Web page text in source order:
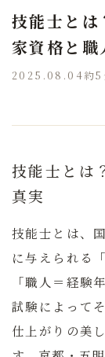
技能士とは
家資格と
2025.08.04約5
技能士とは
真実
技能士とは、
に与えられる
「職人＝経験
試験によって
仕上がりの美